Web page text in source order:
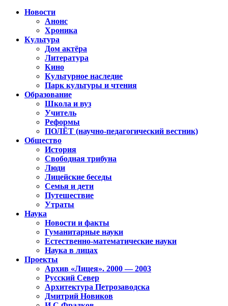
Новости
Анонс
Хроника
Культура
Дом актёра
Литература
Кино
Культурное наследие
Парк культуры и чтения
Образование
Школа и вуз
Учитель
Реформы
ПОЛЁТ (научно-педагогический вестник)
Общество
История
Свободная трибуна
Люди
Лицейские беседы
Семья и дети
Путешествие
Утраты
Наука
Новости и факты
Гуманитарные науки
Естественно-математические науки
Наука в лицах
Проекты
Архив «Лицея». 2000 — 2003
Русский Север
Архитектура Петрозаводска
Дмитрий Новиков